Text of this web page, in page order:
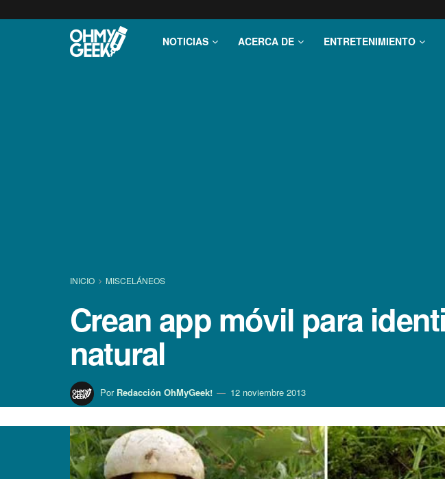
NOTICIAS ACERCA DE ENTRETENIMIENTO
INICIO MISCELÁNEOS
Crean app móvil para
natural
Por Redacción OhMyGeek! 12 noviembre 2013